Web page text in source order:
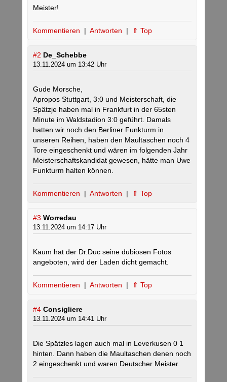
Meister!
Kommentieren | Antworten | ⇑ Top
#2 De_Schebbe
13.11.2024 um 13:42 Uhr
Gude Morsche,
Apropos Stuttgart, 3:0 und Meisterschaft, die
Spätzje haben mal in Frankfurt in der 65sten
Minute im Waldstadion 3:0 geführt. Damals
hatten wir noch den Berliner Funkturm in
unseren Reihen, haben den Maultaschen noch 4
Tore eingeschenkt und wären im folgenden Jahr
Meisterschaftskandidat gewesen, hätte man Uwe
Funkturm halten können.
Kommentieren | Antworten | ⇑ Top
#3 Worredau
13.11.2024 um 14:17 Uhr
Kaum hat der Dr.Duc seine dubiosen Fotos
angeboten, wird der Laden dicht gemacht.
Kommentieren | Antworten | ⇑ Top
#4 Consigliere
13.11.2024 um 14:41 Uhr
Die Spätzles lagen auch mal in Leverkusen 0 1
hinten. Dann haben die Maultaschen denen noch
2 eingeschenkt und waren Deutscher Meister.